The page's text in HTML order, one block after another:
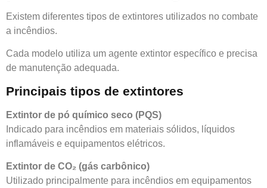
Existem diferentes tipos de extintores utilizados no combate
a incêndios.
Cada modelo utiliza um agente extintor específico e precisa
de manutenção adequada.
Principais tipos de extintores
Extintor de pó químico seco (PQS)
Indicado para incêndios em materiais sólidos, líquidos
inflamáveis e equipamentos elétricos.
Extintor de CO₂ (gás carbônico)
Utilizado principalmente para incêndios em equipamentos